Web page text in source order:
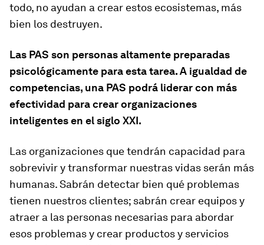
todo, no ayudan a crear estos ecosistemas, más
bien los destruyen.
Las PAS son personas altamente preparadas
psicológicamente para esta tarea. A igualdad de
competencias, una PAS podrá liderar con más
efectividad para crear organizaciones
inteligentes en el siglo XXI.
Las organizaciones que tendrán capacidad para
sobrevivir y transformar nuestras vidas serán más
humanas. Sabrán detectar bien qué problemas
tienen nuestros clientes; sabrán crear equipos y
atraer a las personas necesarias para abordar
esos problemas y crear productos y servicios